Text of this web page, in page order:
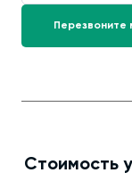
Стоимость